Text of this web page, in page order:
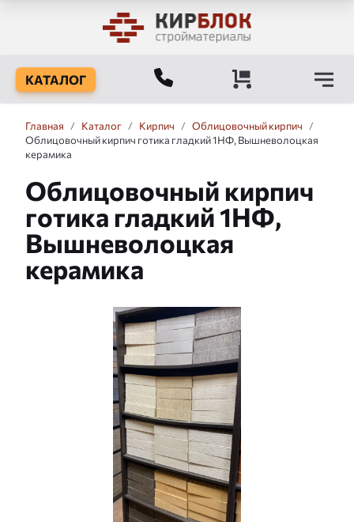
КАТАЛОГ
Главная / Каталог / Кирпич / Облицовочный кирпич
/
Облицовочный кирпич готика гладкий 1НФ, Вышневолоцкая
керамика
Облицовочный кирпич
готика гладкий 1НФ,
Вышневолоцкая
керамика